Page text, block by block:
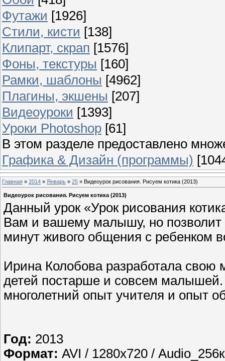
Футажи [1926]
Стили, кисти [138]
Клипарт, скрап [1576]
Фоны, текстуры [160]
Рамки, шаблоны [4962]
Плагины, экшены [207]
Видеоуроки [1393]
Уроки Photoshop [61]
В этом разделе предоставлено
Графика & Дизайн (программы)
Главная » 2014 » Январь » 25 » Видеоурок рисования. Рисуем котика (2013)
Видеоурок рисования. Рисуем котика (2013)
Данный урок «Урок рисования
Вам и вашему малышу, но позволит
минут живого общения с ребенком
Ирина Колобова разработала свою
детей постарше и совсем малышей.
многолетний опыт учителя и опыт
Год: 2013
Формат: AVI / 1280х720 /